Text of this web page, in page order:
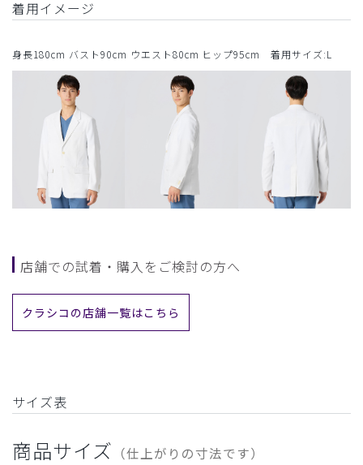
着用イメージ
身長180cm バスト90cm ウエスト80cm ヒップ95cm 着用サイズ:L
店舗での試着・購入をご検討の方へ
クラシコの店舗一覧はこちら
サイズ表
商品サイズ （仕上がりの寸法です）